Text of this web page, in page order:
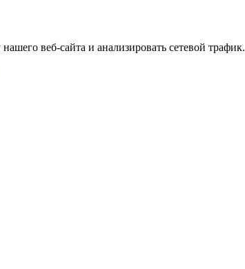
веб-сайта и анализировать сетевой трафик.